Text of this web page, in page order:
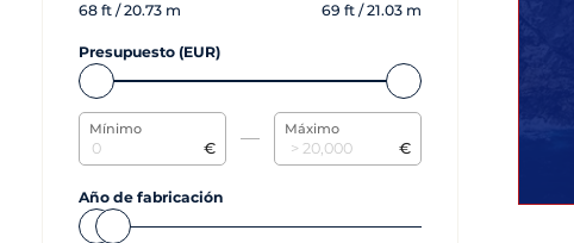
68 ft /20.73 m 69 ft /21.03 m
Presupuesto (EUR)
Mínimo
€
Máximo
€
Año de fabricación